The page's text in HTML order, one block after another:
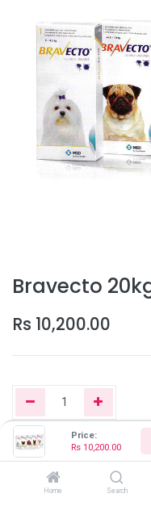
Price:
Rs 10,200.00
Home Search
Bravecto
Rs 10,200.00